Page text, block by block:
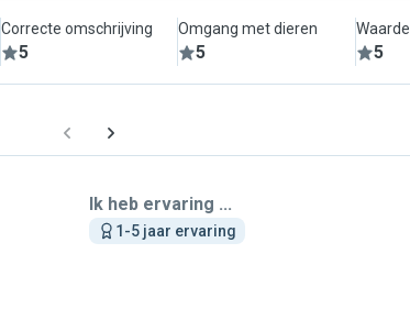
Correcte omschrijving
5
Omgang met dieren
5
Waarde
5
Ik heb ervaring ...
1-5 jaar ervaring